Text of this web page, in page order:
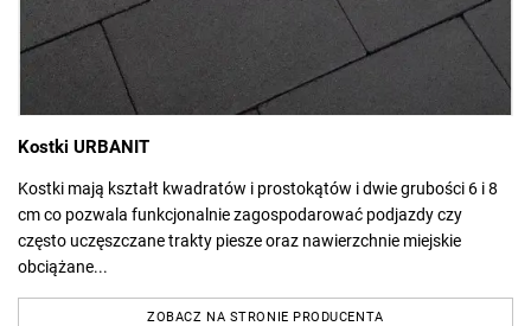
Kostki URBANIT
Kostki mają kształt kwadratów i prostokątów i dwie grubości 6 i 8
cm co pozwala funkcjonalnie zagospodarować podjazdy czy
często uczęszczane trakty piesze oraz nawierzchnie miejskie
obciążane...
ZOBACZ NA STRONIE PRODUCENTA